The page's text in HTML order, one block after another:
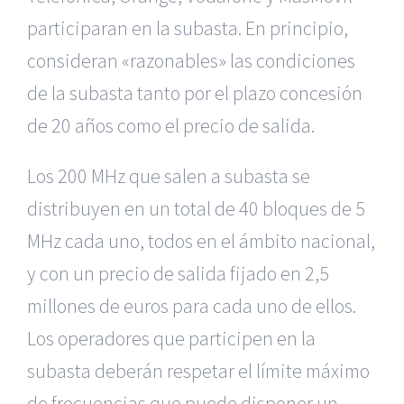
participaran en la subasta. En principio,
consideran «razonables» las condiciones
de la subasta tanto por el plazo concesión
de 20 años como el precio de salida.
Los 200 MHz que salen a subasta se
distribuyen en un total de 40 bloques de 5
MHz cada uno, todos en el ámbito nacional,
y con un precio de salida fijado en 2,5
millones de euros para cada uno de ellos.
Los operadores que participen en la
subasta deberán respetar el límite máximo